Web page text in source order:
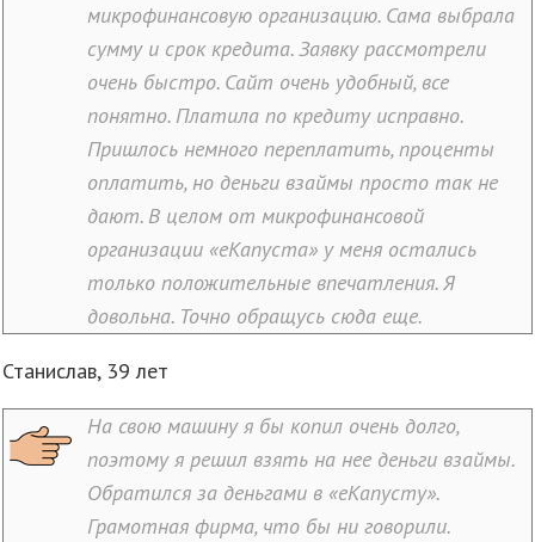
микрофинансовую организацию. Сама выбрала
сумму и срок кредита. Заявку рассмотрели
очень быстро. Сайт очень удобный, все
понятно. Платила по кредиту исправно.
Пришлось немного переплатить, проценты
оплатить, но деньги взаймы просто так не
дают. В целом от микрофинансовой
организации «еКапуста» у меня остались
только положительные впечатления. Я
довольна. Точно обращусь сюда еще.
Станислав, 39 лет
На свою машину я бы копил очень долго,
поэтому я решил взять на нее деньги взаймы.
Обратился за деньгами в «еКапусту».
Грамотная фирма, что бы ни говорили.